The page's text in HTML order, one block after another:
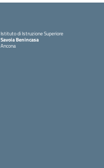
Istituto di Istruzione Superiore
Savoia Benincasa
Ancona